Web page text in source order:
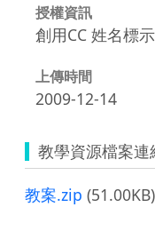
授權資訊
創用CC 姓名標
上傳時間
2009-12-14
教學資源檔案連
教案.zip (51.00KB)